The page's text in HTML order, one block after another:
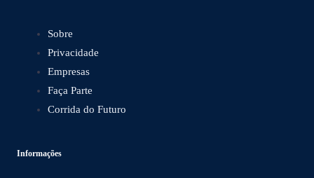
Sobre
Privacidade
Empresas
Faça Parte
Corrida do Futuro
Informações